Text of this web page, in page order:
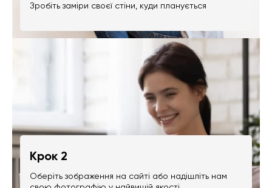
Зробіть заміри своєї стіни, куди планується
Крок 2
Оберіть зображення на сайті або надішліть нам